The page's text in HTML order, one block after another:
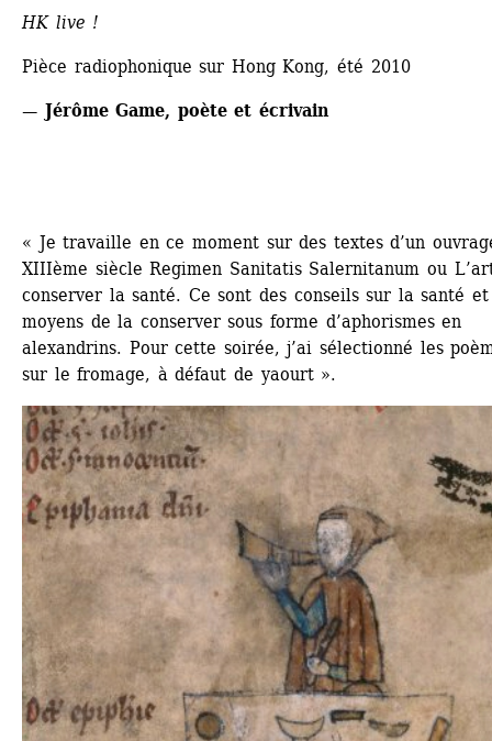
HK live !
Pièce radiophonique sur Hong Kong, été 2010
— Jérôme Game, poète et écrivain
« Je travaille en ce moment sur des textes d’un
XIIIème siècle Regimen Sanitatis Salernitanum ou
conserver la santé. Ce sont des conseils sur la santé
moyens de la conserver sous forme d’aphorismes en
alexandrins. Pour cette soirée, j’ai sélectionné les
sur le fromage, à défaut de yaourt ».